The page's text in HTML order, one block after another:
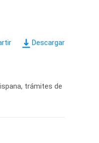
Descargar
trámites de